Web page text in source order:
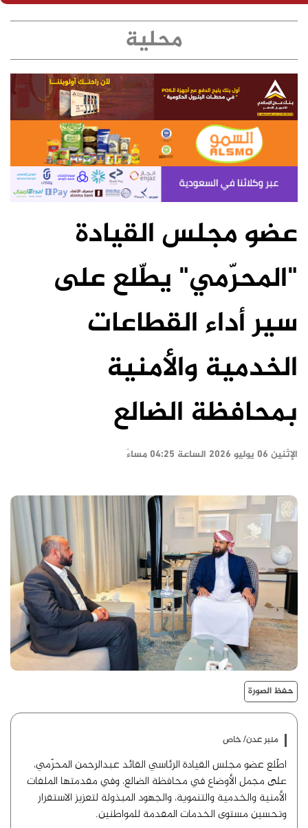
محلية
عضو مجلس القيادة
"المحرّمي" يطّلع على
سير أداء القطاعات
الخدمية والأمنية
بمحافظة الضالع
الإثنين ٠٦ يوليو ٢٠٢٦ الساعة ٠٤:٢٥ مساءً
حفظ الصورة
منبر عدن/ خاص
اطّلع عضو مجلس القيادة الرئاسي القائد عبدالرحمن المحرّمي،
على مجمل الأوضاع في محافظة الضالع، وفي مقدمتها الملفات
الأمنية والخدمية والتنموية، والجهود المبذولة لتعزيز الاستقرار
وتحسين مستوى الخدمات المقدمة للمواطنين.